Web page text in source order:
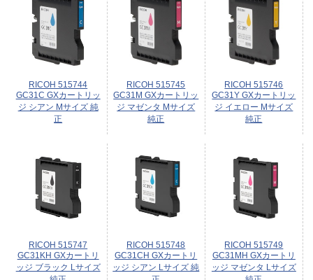
RICOH 515744
GC31C GXカートリッ
ジ シアン Mサイズ 純
正
RICOH 515745
GC31M GXカートリッ
ジ マゼンタ Mサイズ
純正
RICOH 515746
GC31Y GXカートリッ
ジ イエロー Mサイズ
純正
RICOH 515747
GC31KH GXカートリ
ッジ ブラック Lサイズ
RICOH 515748
GC31CH GXカートリ
ッジ シアン Lサイズ 純
RICOH 515749
GC31MH GXカートリ
ッジ マゼンタ Lサイズ